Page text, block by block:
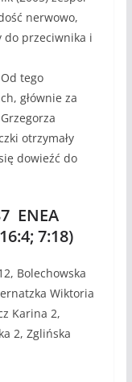
nerwowo,
przeciwnika i
tego
głównie za
otrzymały
dowieźć do
ENEA
7:18)
Bolechowska
Wiktoria
Karina 2,
2, Zglińska